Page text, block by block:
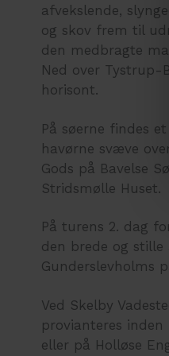
afvekslende,
og skov frem til
den medbragte
Ned over Tystrup-
horisont.
På søerne findes
havørne svæve
Gods på Bavelse
Stridsmølle Huset.
På turens 2. dag
den brede og
Gunderslevholms
Ved Skelby
provianteres
eller på Holløse